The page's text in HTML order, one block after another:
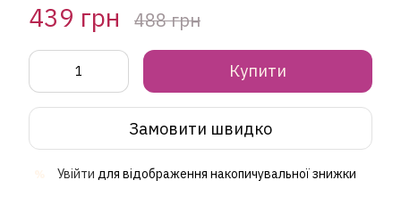
439 грн 488 грн
Купити
Замовити швидко
Увійти для відображення накопичувальної знижки